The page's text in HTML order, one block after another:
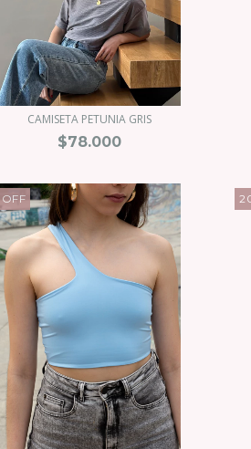
CAMISETA PETUNIA GRIS
$78.000
OFF